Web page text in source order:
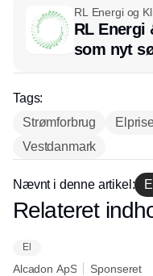
RL Energi og
RL Energi
som nyt
afsæt i RL
Tags:
Strømforbrug
Vestdanmark
Nævnt i denne artikel:
Relateret
El
Alcadon ApS Sponseret